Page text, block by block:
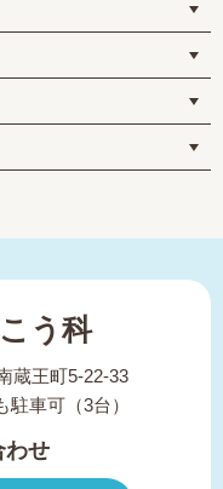
う科
蔵王町5-22-33
車可（3台）
わせ